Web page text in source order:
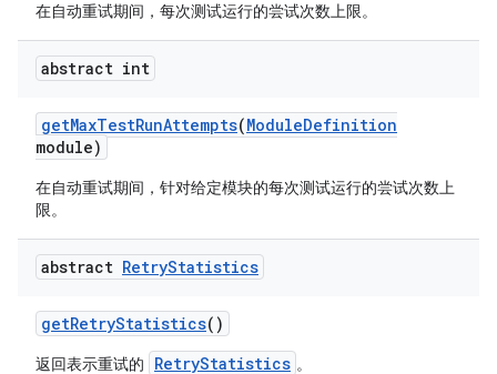
在自动重试期间，每次测试运行的尝试次数上限。
abstract int
getMaxTestRunAttempts(ModuleDefinition
module)
在自动重试期间，针对给定模块的每次测试运行的尝试次数上
限。
abstract RetryStatistics
getRetryStatistics()
返回表示重试的 RetryStatistics 。